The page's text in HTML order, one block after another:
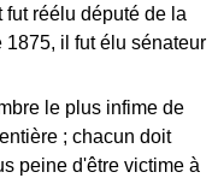
réélu député de la
1875, il fut élu sénateur
le plus infime de
; chacun doit
peine d'être victime à